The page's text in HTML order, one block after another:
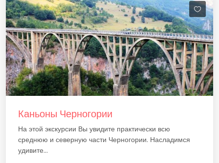
Каньоны Черногории
На этой экскурсии Вы увидите практически всю
среднюю и северную части Черногории. Насладимся
удивите...